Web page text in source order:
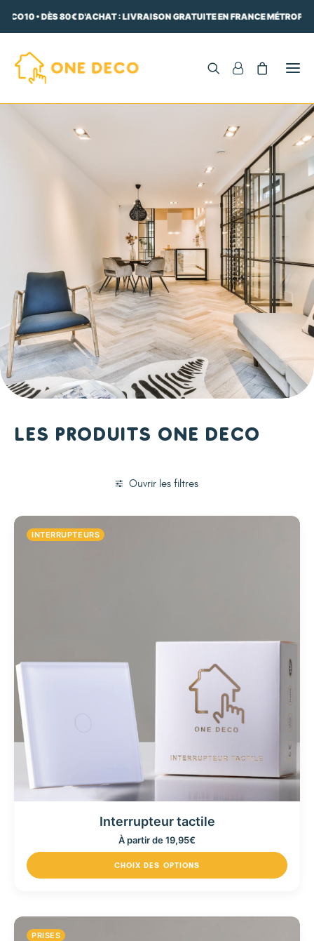
• DÈS 80€ D'ACHAT : LIVRAISON GRATUITE EN FRANCE
Les produits One Deco
Ouvrir les filtres
INTERRUPTEURS
Interrupteur tactile
À partir de19,95€
CHOIX DES OPTIONS
PRISES